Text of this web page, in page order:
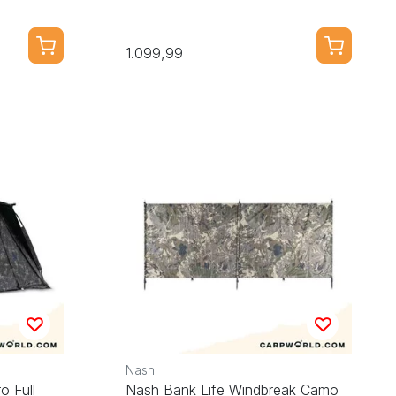
1.099,99
Full
Nash
Nash Bank Life Windbreak Camo